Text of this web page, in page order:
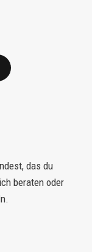
das du
beraten oder